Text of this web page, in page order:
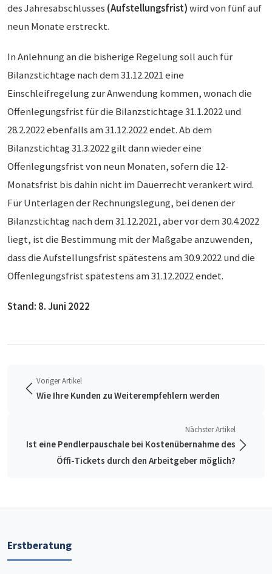
des Jahresabschlusses (Aufstellungsfrist)wird von fünf auf
neun Monate erstreckt.
In Anlehnung an die bisherige Regelung soll auch für
Bilanzstichtage nach dem 31.12.2021 eine
Einschleifregelung zur Anwendung kommen, wonach die
Offenlegungsfrist für die Bilanzstichtage 31.1.2022 und
28.2.2022 ebenfalls am 31.12.2022 endet. Ab dem
Bilanzstichtag 31.3.2022 gilt dann wieder eine
Offenlegungsfrist von neun Monaten, sofern die 12-
Monatsfrist bis dahin nicht im Dauerrecht verankert wird.
Für Unterlagen der Rechnungslegung, bei denen der
Bilanzstichtag nach dem 31.12.2021, aber vor dem 30.4.2022
liegt, ist die Bestimmung mit der Maßgabe anzuwenden,
dass die Aufstellungsfrist spätestens am 30.9.2022 und die
Offenlegungsfrist spätestens am 31.12.2022 endet.
Stand: 8. Juni 2022
Voriger Artikel
Wie Ihre Kunden zu Weiterempfehlern werden
Nächster Artikel
Ist eine Pendlerpauschale bei Kostenübernahme des
Öffi-Tickets durch den Arbeitgeber möglich?
Erstberatung